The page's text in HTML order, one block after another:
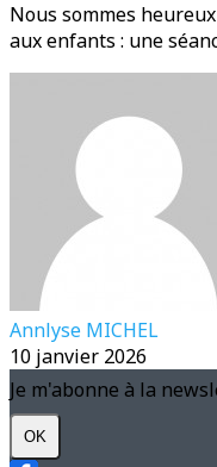
Nous sommes
aux enfants : une
Annlyse MICHEL
10 janvier 2026
Je m'abonne à la
OK